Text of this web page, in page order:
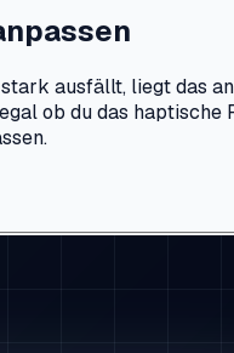
ausfällt, liegt das
ob du das